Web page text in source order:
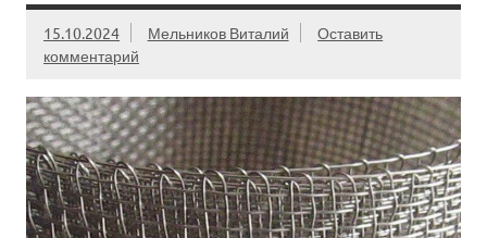
15.10.2024 Мельников Виталий
Оставить
комментарий